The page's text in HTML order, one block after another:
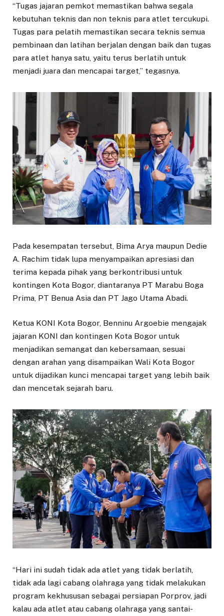
“Tugas jajaran pemkot memastikan bahwa segala
kebutuhan teknis dan non teknis para atlet tercukupi.
Tugas para pelatih memastikan secara teknis semua
pembinaan dan latihan berjalan dengan baik dan tugas
para atlet hanya satu, yaitu terus berlatih untuk
menjadi juara dan mencapai target,” tegasnya.
Pada kesempatan tersebut, Bima Arya maupun Dedie
A. Rachim tidak lupa menyampaikan apresiasi dan
terima kepada pihak yang berkontribusi untuk
kontingen Kota Bogor, diantaranya PT Marabu Boga
Prima, PT Benua Asia dan PT Jago Utama Abadi.
Ketua KONI Kota Bogor, Benninu Argoebie mengajak
jajaran KONI dan kontingen Kota Bogor untuk
menjadikan semangat dan kebersamaan, sesuai
dengan arahan yang disampaikan Wali Kota Bogor
untuk dijadikan kunci mencapai target yang lebih baik
dan mencetak sejarah baru.
“Hari ini sudah tidak ada atlet yang tidak berlatih,
tidak ada lagi cabang olahraga yang tidak melakukan
program kekhususan sebagai persiapan Porprov, jadi
kalau ada atlet atau cabang olahraga yang santai-